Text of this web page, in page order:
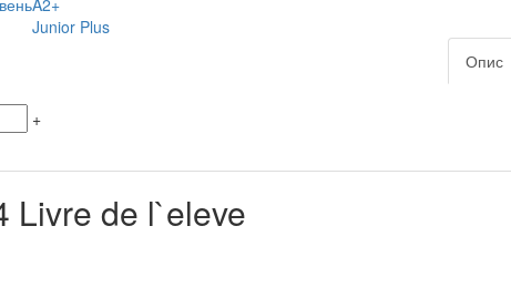
A2+
Junior Plus
+
Опис
Livre de l`eleve